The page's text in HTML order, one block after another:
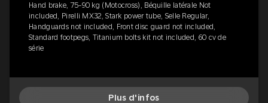
Hand brake, 75-90 kg (Motocross), Béquille latérale Not
included, Pirelli MX32, Stark power tube, Selle Regular,
Handguards not included, Front disc guard not included,
Standard footpegs, Titanium bolts kit not included, 60 cv de
série
Plus d'infos